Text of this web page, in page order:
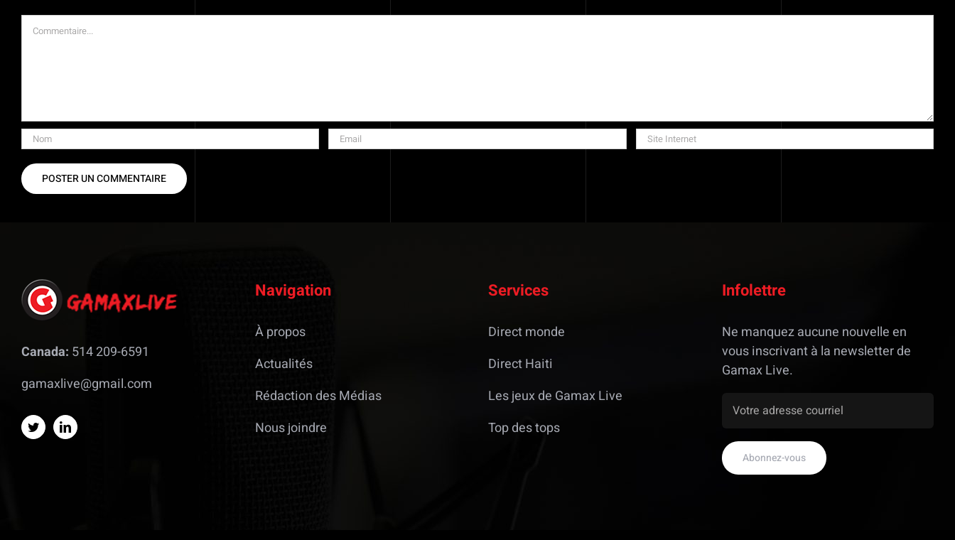
Commentaire
Canada: 514 209-6591
gamaxlive@gmail.com
Navigation
À propos
Actualités
Rédaction des Médias
Nous joindre
Services
Direct monde
Direct Haiti
Les jeux de Gamax Live
Top des tops
Infolettre
Ne manquez aucune nouvelle en
vous inscrivant à la newsletter de
Gamax Live.